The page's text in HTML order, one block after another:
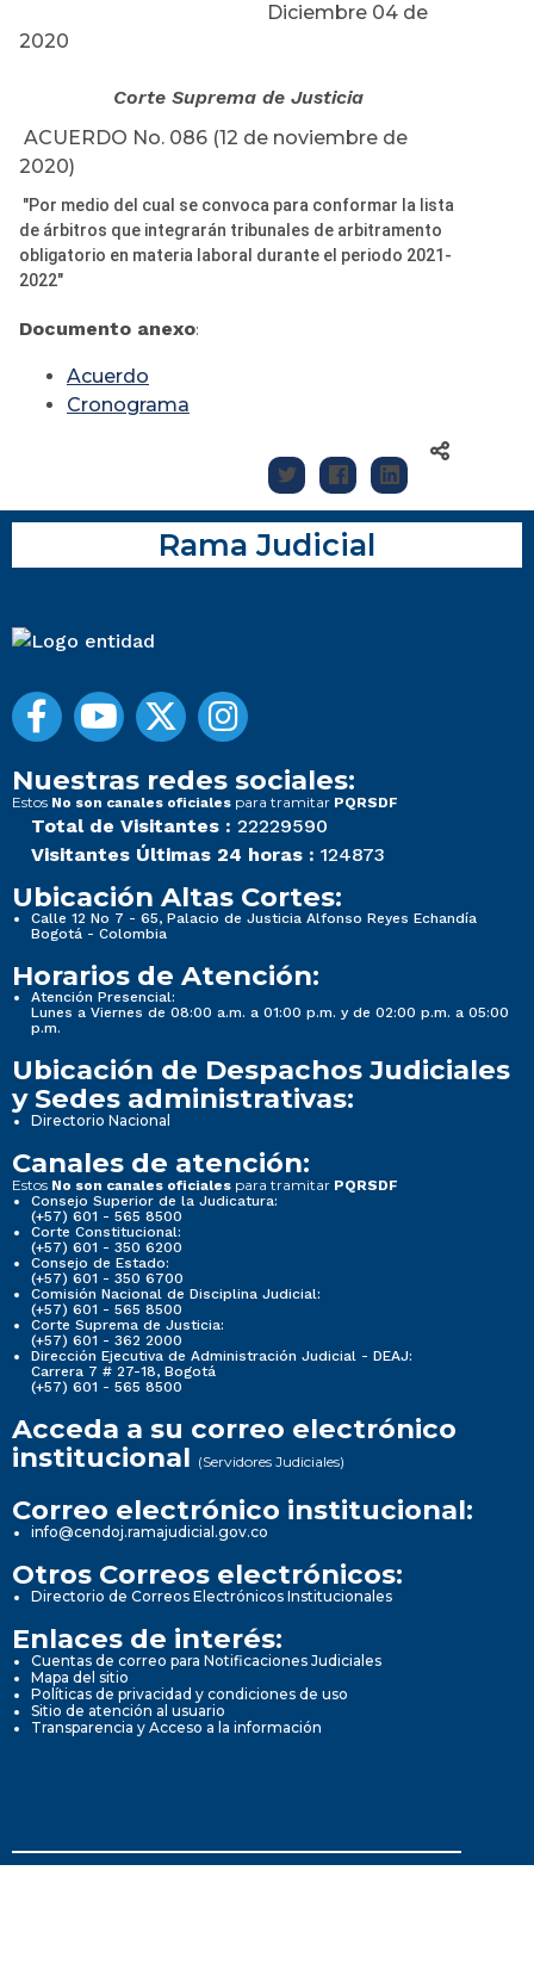
Diciembre 04 de
2020
Corte Suprema de Justicia
ACUERDO No. 086 (12 de noviembre de
2020)
"Por medio del cual se convoca para conformar la lista
de árbitros que integrarán tribunales de arbitramento
obligatorio en materia laboral durante el periodo 2021-
2022"
Documento anexo:
Acuerdo
Cronograma
Rama Judicial
Nuestras redes sociales:
Estos No son canales oficiales para tramitar PQRSDF
Total de Visitantes : 22229590
Visitantes Últimas 24 horas : 124873
Ubicación Altas Cortes:
Calle 12 No 7 - 65, Palacio de Justicia Alfonso Reyes Echandía
Bogotá - Colombia
Horarios de Atención:
Atención Presencial:
Lunes a Viernes de 08:00 a.m. a 01:00 p.m. y de 02:00 p.m. a 05:00
p.m.
Ubicación de Despachos Judiciales
y Sedes administrativas:
Directorio Nacional
Canales de atención:
Estos No son canales oficiales para tramitar PQRSDF
Consejo Superior de la Judicatura:
(+57) 601 - 565 8500
Corte Constitucional:
(+57) 601 - 350 6200
Consejo de Estado:
(+57) 601 - 350 6700
Comisión Nacional de Disciplina Judicial:
(+57) 601 - 565 8500
Corte Suprema de Justicia:
(+57) 601 - 362 2000
Dirección Ejecutiva de Administración Judicial - DEAJ:
Carrera 7 # 27-18, Bogotá
(+57) 601 - 565 8500
Acceda a su correo electrónico
institucional (Servidores Judiciales)
Correo electrónico institucional:
info@cendoj.ramajudicial.gov.co
Otros Correos electrónicos:
Directorio de Correos Electrónicos Institucionales
Enlaces de interés:
Cuentas de correo para Notificaciones Judiciales
Mapa del sitio
Políticas de privacidad y condiciones de uso
Sitio de atención al usuario
Transparencia y Acceso a la información